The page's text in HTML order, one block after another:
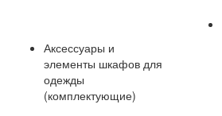
Аксессуары и
элементы шкафов для
одежды
(комплектующие)